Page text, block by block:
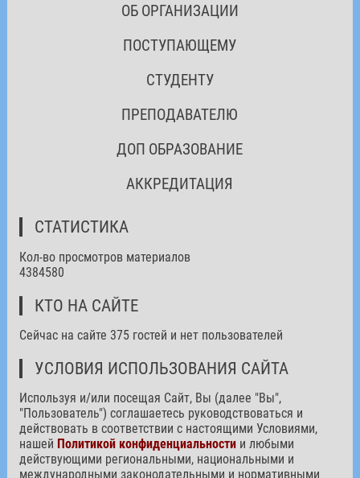
ОБ ОРГАНИЗАЦИИ
ПОСТУПАЮЩЕМУ
СТУДЕНТУ
ПРЕПОДАВАТЕЛЮ
ДОП ОБРАЗОВАНИЕ
АККРЕДИТАЦИЯ
СТАТИСТИКА
Кол-во просмотров материалов
4384580
КТО НА САЙТЕ
Сейчас на сайте 375 гостей и нет пользователей
УСЛОВИЯ ИСПОЛЬЗОВАНИЯ САЙТА
Используя и/или посещая Сайт, Вы (далее "Вы",
"Пользователь") соглашаетесь руководствоваться и
действовать в соответствии с настоящими Условиями,
нашей Политикой конфиденциальностии любыми
действующими региональными, национальными и
международными законодательными и нормативными